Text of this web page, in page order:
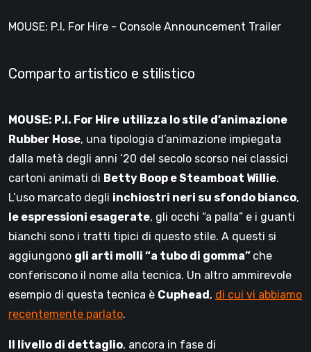
MOUSE: P.I. For Hire - Console Announcement Trailer
Comparto artistico e stilistico
MOUSE: P.I. For Hire utilizza lo stile d’animazione
Rubber Hose, una tipologia d’animazione impiegata
dalla metà degli anni ‘20 del secolo scorso nei classici
cartoni animati di Betty Boop e Steamboat Willie.
L’uso marcato degli inchiostri neri su sfondo bianco,
le espressioni esagerate, gli occhi “a palla” e i guanti
bianchi sono i tratti tipici di questo stile. A questi si
aggiungono gli arti molli “a tubo di gomma” che
conferiscono il nome alla tecnica. Un altro ammirevole
esempio di questa tecnica è Cuphead, di cui vi abbiamo
recentemente parlato.
Il livello di dettaglio, ancora in fase di